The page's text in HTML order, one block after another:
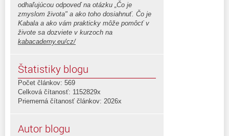
odhaľujúcou odpoveď na otázku „Čo je
zmyslom života" a ako toho dosiahnuť. Čo je
Kabala a ako vám prakticky môže pomôcť v
živote sa dozviete v kurzoch na
kabacademy.eu/cz/
Štatistiky blogu
Počet článkov: 569
Celková čítanosť: 1152829x
Priemerná čítanosť článkov: 2026x
Autor blogu